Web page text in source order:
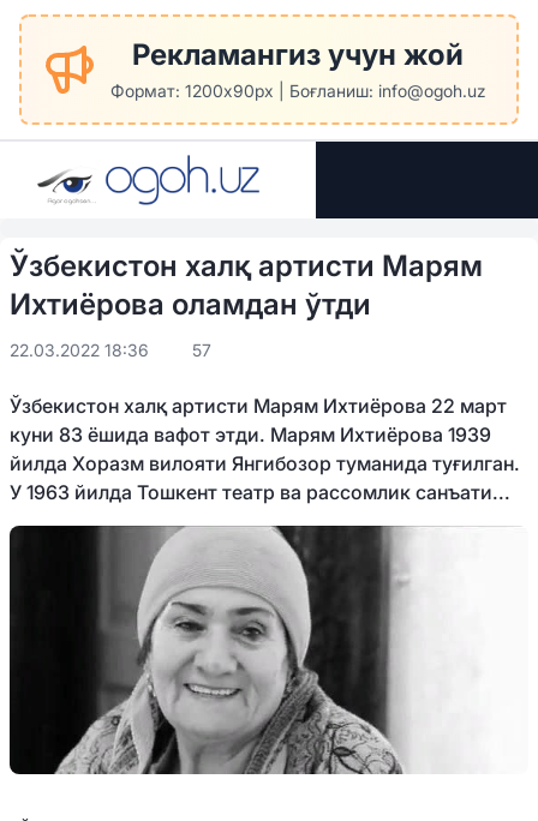
Рекламангиз учун жой
Формат: 1200x90px | Боғланиш: info@ogoh.uz
Ўзбекистон халқ артисти Марям
Ихтиёрова оламдан ўтди
22.03.2022 18:36 57
Ўзбекистон халқ артисти Марям Ихтиёрова 22 март
куни 83 ёшида вафот этди. Марям Ихтиёрова 1939
йилда Хоразм вилояти Янгибозор туманида туғилган.
У 1963 йилда Тошкент театр ва рассомлик санъати...